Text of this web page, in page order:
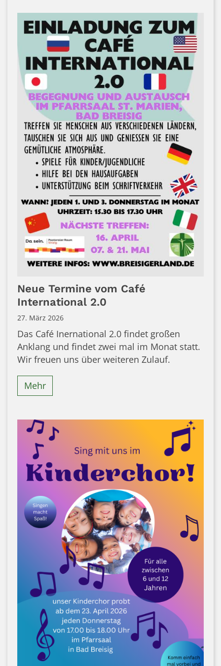
Neue Termine vom Café
International 2.0
27. März 2026
Das Café Inernational 2.0 findet großen
Anklang und findet zwei mal im Monat statt.
Wir freuen uns über weiteren Zulauf.
Mehr